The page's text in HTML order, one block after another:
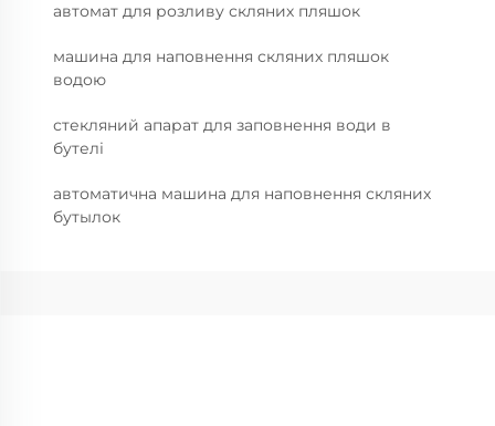
автомат для розливу скляних пляшок
машина для наповнення скляних пляшок
водою
стекляний апарат для заповнення води в
бутелі
автоматична машина для наповнення скляних
бутылок